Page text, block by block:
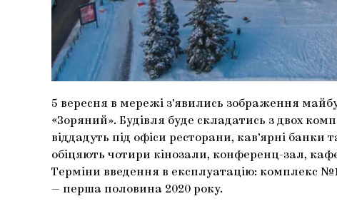
5 вересня в мережі з’явились зображення
«Зоряний». Будівля буде складатись з двох
віддадуть під офіси ресторани, кав’ярні
обіцяють чотири кінозали, конференц-зал,
Терміни введення в експлуатацію: комплекс
— перша половина 2020 року.